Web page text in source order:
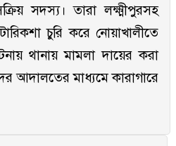
সদস্য। তারা লক্ষ্মীপুরসহ
চুরি করে নোয়াখালীতে
থানায় মামলা দায়ের করা
আদালতের মাধ্যমে কারাগারে